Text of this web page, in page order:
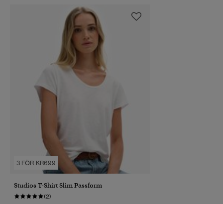
3 FÖR KR699
Studios T-Shirt Slim Passform
(2)